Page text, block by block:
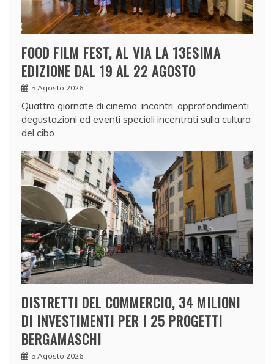
FOOD FILM FEST, AL VIA LA 13ESIMA
EDIZIONE DAL 19 AL 22 AGOSTO
5 Agosto 2026
Quattro giornate di cinema, incontri, approfondimenti,
degustazioni ed eventi speciali incentrati sulla cultura
del cibo.…
DISTRETTI DEL COMMERCIO, 34 MILIONI
DI INVESTIMENTI PER I 25 PROGETTI
BERGAMASCHI
5 Agosto 2026